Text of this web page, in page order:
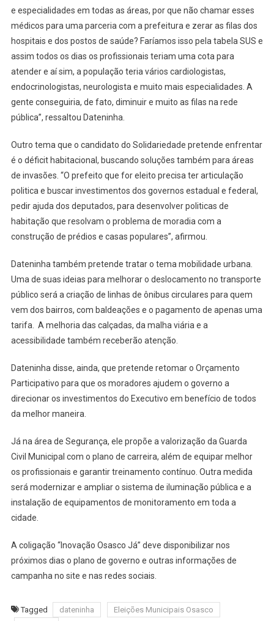
e especialidades em todas as áreas, por que não chamar esses
médicos para uma parceria com a prefeitura e zerar as filas dos
hospitais e dos postos de saúde? Faríamos isso pela tabela SUS e
assim todos os dias os profissionais teriam uma cota para
atender e aí sim, a população teria vários cardiologistas,
endocrinologistas, neurologista e muito mais especialidades. A
gente conseguiria, de fato, diminuir e muito as filas na rede
pública”, ressaltou Dateninha.
Outro tema que o candidato do Solidariedade pretende enfrentar
é o déficit habitacional, buscando soluções também para áreas
de invasões. “O prefeito que for eleito precisa ter articulação
politica e buscar investimentos dos governos estadual e federal,
pedir ajuda dos deputados, para desenvolver politicas de
habitação que resolvam o problema de moradia com a
construção de prédios e casas populares”, afirmou.
Dateninha também pretende tratar o tema mobilidade urbana.
Uma de suas ideias para melhorar o deslocamento no transporte
público será a criação de linhas de ônibus circulares para quem
vem dos bairros, com baldeações e o pagamento de apenas uma
tarifa. A melhoria das calçadas, da malha viária e a
acessibilidade também receberão atenção.
Dateninha disse, ainda, que pretende retomar o Orçamento
Participativo para que os moradores ajudem o governo a
direcionar os investimentos do Executivo em benefício de todos
da melhor maneira.
Já na área de Segurança, ele propõe a valorização da Guarda
Civil Municipal com o plano de carreira, além de equipar melhor
os profissionais e garantir treinamento contínuo. Outra medida
será modernizar e ampliar o sistema de iluminação pública e a
instalação de equipamentos de monitoramento em toda a
cidade.
A coligação “Inovação Osasco Já” deve disponibilizar nos
próximos dias o plano de governo e outras informações de
campanha no site e nas redes sociais.
Tagged dateninha
Eleições Municipais Osasco